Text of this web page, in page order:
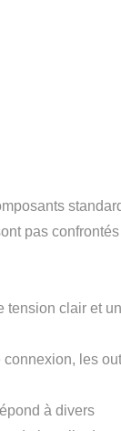
pas
tension clair et
connexion, les
à divers